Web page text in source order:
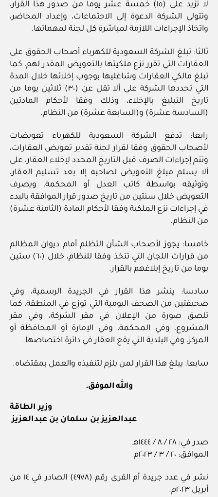
لا تزيد على (١٥) خمسة عشر يوما من صدور هذا القرار،
وتتولى الشركة الدعوة إلى الاجتماعات، وإعداد المحاضر،
واتخاذ الإجراءات اللازمة لمباشرة كل لجنة لمهماتها.
ثالثا: تبلغ الشركة السعودية للكهرباء أصحاب الحقوق على
العقارات التي تقرر نزع ملكيتها بالتعويض المقدر لهم، كما
تبلغ مالكي العقارات وشاغليها بوجوب إخلائها خلال المدة
التي تحددها الشركة على ألا تقل عن (٣٠) ثلاثين يوما من
تاريخ التبليغ بالإخلاء، وذلك وفقا لأحكام المادتين
(السادسة عشرة) و(السابعة عشرة) من النظام.
رابعا: تدفع الشركة السعودية للكهرباء تعويضات
لأصحاب الحقوق وفقا لقرار لجنة تقدير تعويض العقارات،
وتتم إجراءات الصرف قبل التاريخ المحدد لإخلاء العقار، على
ألا يسلم مبلغ التعويض لصاحبه إلا بعد تسليم العقار،
وتوثيقه بواسطة كاتب العدل أو المحكمة، ويصرف
التعويض خلال سنتين من تاريخ صدور قرار الموافقة بالبدء
في إجراءات نزع الملكية وفقا لأحكام المادة (الثامنة عشرة)
من النظام.
خامسا: يجوز لأصحاب الشأن التظلم أمام ديوان المظالم
من قرارات اللجان التي تتخذ وفقا للنظام، خلال (٦٠) ستين
يوما من تاريخ إبلاغهم بالقرار.
سادسا: ينشر هذا القرار في الجريدة الرسمية، وفي
صحيفتين من الصحف اليومية التي توزع في المنطقة، كما
تلصق صورة من الإعلان في مقر الشركة، وفي مقر
المشروع، وفي المحكمة، وفي الإمارة أو المحافظة أو
المركز، وفي البلدية التي يقع العقار في دائرة اختصاصها.
سابعا: يبلغ هذا القرار لمن يلزم لتنفيذه والعمل بمقتضاه.
والله الموفق.
وزير الطاقة
عبدالعزيز بن سلمان بن عبدالعزيز
صدر في: ٢٨ / ٨ / ١٤٤٤هـ
الموافق: ٢٠ / ٣ / ٢٠٢٣م
نشر في عدد جريدة أم القرى رقم (٤٩٧٨) الصادر في ١٤ من
أبريل ٢٠٢٣م.